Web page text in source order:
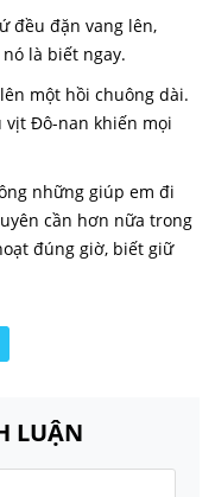
đều đặn vang lên,
là biết ngay.
một hồi chuông dài.
vịt Đô-nan khiến mọi
những giúp em đi
cần hơn nữa trong
đúng giờ, biết giữ
LUẬN